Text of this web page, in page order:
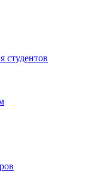
студентов